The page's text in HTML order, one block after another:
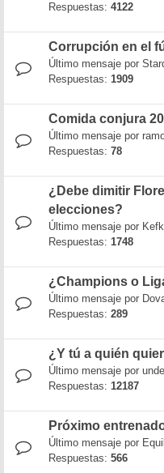
Respuestas: 4122
Corrupción en el
Último mensaje por
Respuestas: 1909
Comida conjura
Último mensaje por
Respuestas: 78
¿Debe dimitir
elecciones?
Último mensaje por
Respuestas: 1748
¿Champions o
Último mensaje por
Respuestas: 289
¿Y tú a quién
Último mensaje por unde
Respuestas: 12187
Próximo
Último mensaje por
Respuestas: 566